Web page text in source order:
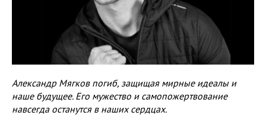
Александр Мягков погиб, защищая мирные идеалы и
наше будущее. Его мужество и самопожертвование
навсегда останутся в наших сердцах.